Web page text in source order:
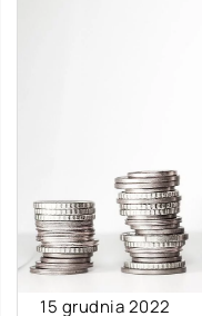
15 grudnia 2022